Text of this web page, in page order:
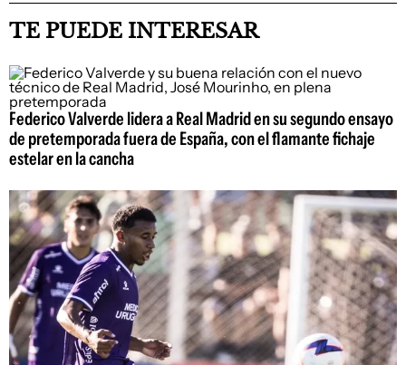
TE PUEDE INTERESAR
Federico Valverde lidera a Real Madrid en su segundo ensayo
de pretemporada fuera de España, con el flamante fichaje
estelar en la cancha